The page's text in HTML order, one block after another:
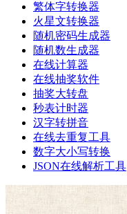
繁体字转换器
火星文转换器
随机密码生成器
随机数生成器
在线计算器
在线抽奖软件
抽奖大转盘
秒表计时器
汉字转拼音
在线去重复工具
数字大小写转换
JSON在线解析工具